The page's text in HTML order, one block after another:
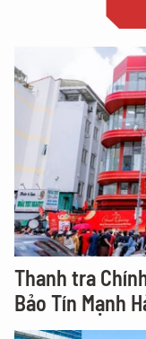
Thanh tra
Bảo Tín Mạnh